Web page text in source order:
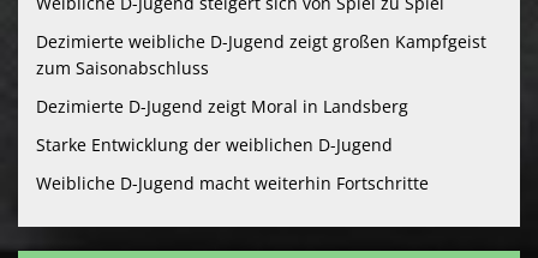
Dezimierte weibliche D-Jugend zeigt großen Kampfgeist
zum Saisonabschluss
Dezimierte D-Jugend zeigt Moral in Landsberg
Starke Entwicklung der weiblichen D-Jugend
Weibliche D-Jugend macht weiterhin Fortschritte